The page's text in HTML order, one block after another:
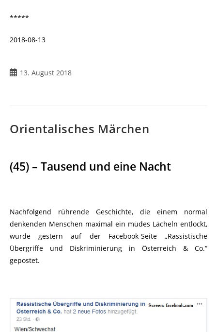
*****
2018-08-13
13. August 2018
Orientalisches Märchen
(45) – Tausend und eine Nacht
Nachfolgend rührende Geschichte, die einem normal
denkenden Menschen maximal ein müdes Lächeln entlockt,
wurde gestern auf der Facebook-Seite „Rassistische
Übergriffe und Diskriminierung in Österreich & Co.“
gepostet.